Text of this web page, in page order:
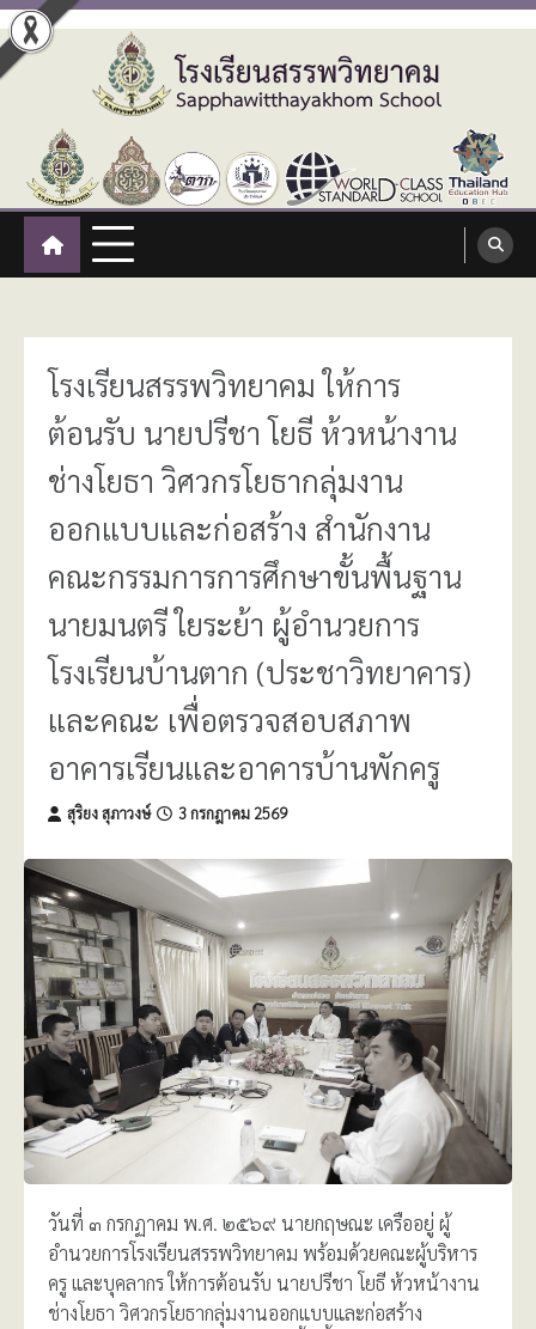
Skip
to
content
โรงเรียนสรรพวิทยาคม
:: โรงเรียนสรรพวิทยาคม อำเภอแม่สอด จังหวัดตาก ::
Sapphawitthayakhom School
โรงเรียนสรรพวิทยาคม ให้การ
ต้อนรับ นายปรีชา โยธี ห้วหน้างาน
ช่างโยธา วิศวกรโยธากลุ่มงาน
ออกแบบและก่อสร้าง สำนักงาน
คณะกรรมการการศึกษาขั้นพื้นฐาน
นายมนตรี ใยระย้า ผู้อำนวยการ
โรงเรียนบ้านตาก (ประชาวิทยาคาร)
และคณะ เพื่อตรวจสอบสภาพ
อาคารเรียนและอาคารบ้านพักครู
สุริยง สุภาวงษ์ 3 กรกฎาคม 2569
วันที่ ๓ กรกฏาคม พ.ศ. ๒๕๖๙ นายกฤษณะ เครืออยู่ ผู้
อำนวยการโรงเรียนสรรพวิทยาคม พร้อมด้วยคณะผู้บริหาร
ครู และบุคลากร ให้การต้อนรับ นายปรีชา โยธี ห้วหน้างาน
ช่างโยธา วิศวกรโยธากลุ่มงานออกแบบและก่อสร้าง